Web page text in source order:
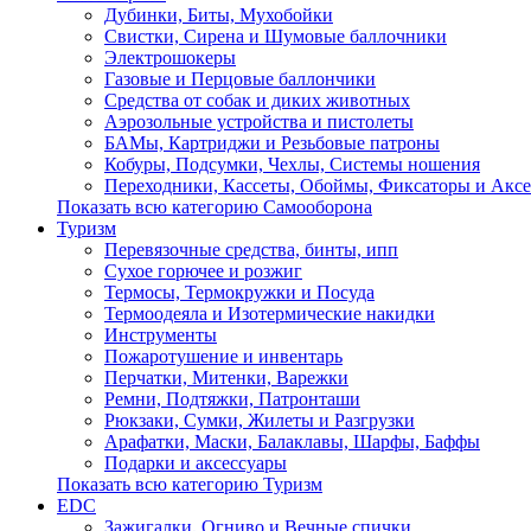
Дубинки, Биты, Мухобойки
Свистки, Сирена и Шумовые баллочники
Электрошокеры
Газовые и Перцовые баллончики
Средства от собак и диких животных
Аэрозольные устройства и пистолеты
БАМы, Картриджи и Резьбовые патроны
Кобуры, Подсумки, Чехлы, Системы ношения
Переходники, Кассеты, Обоймы, Фиксаторы и
Показать всю категорию Самооборона
Туризм
Перевязочные средства, бинты, ипп
Сухое горючее и розжиг
Термосы, Термокружки и Посуда
Термоодеяла и Изотермические накидки
Инструменты
Пожаротушение и инвентарь
Перчатки, Митенки, Варежки
Ремни, Подтяжки, Патронташи
Рюкзаки, Сумки, Жилеты и Разгрузки
Арафатки, Маски, Балаклавы, Шарфы, Баффы
Подарки и аксессуары
Показать всю категорию Туризм
EDC
Зажигалки, Огниво и Вечные спички